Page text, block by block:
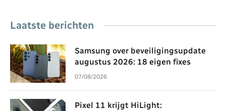
Laatste berichten
Samsung over beveiligingsupdate
augustus 2026: 18 eigen fixes
07/08/2026
Pixel 11 krijgt HiLight: